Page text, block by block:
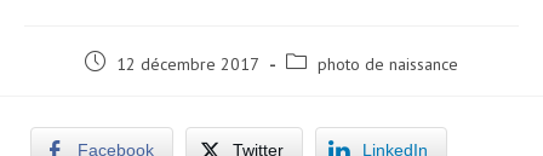
Post 12 décembre 2017
Post photo de naissance
Facebook Twitter LinkedIn